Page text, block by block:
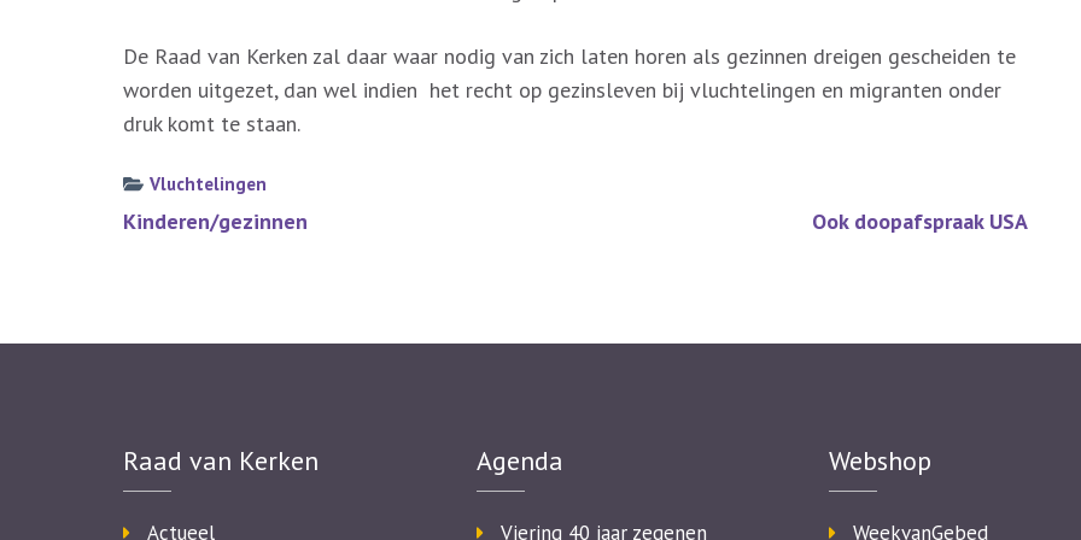
De Raad van Kerken zal daar waar nodig van zich laten horen als gezinnen dreigen gescheiden te
worden uitgezet, dan wel indien het recht op gezinsleven bij vluchtelingen en migranten onder
druk komt te staan.
Vluchtelingen
Bericht
Kinderen/gezinnen Ook doopafspraak USA
Raad van Kerken
Actueel
Agenda
Viering 40 jaar zegenen
Webshop
WeekvanGebed